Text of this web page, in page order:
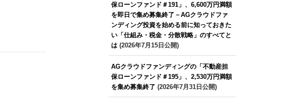
保ローンファンド＃191」、6,600万円満額
を即日で集め募集終了－AGクラウドファ
ンディング投資を始める前に知っておきた
い「仕組み・税金・分散戦略」のすべてと
は(2026年7月15日公開)
AGクラウドファンディングの「不動産担
保ローンファンド＃195」、2,530万円満額
を集め募集終了 (2026年7月31日公開)